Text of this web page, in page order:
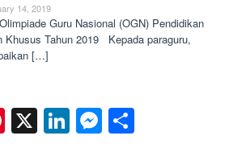
14, 2019
Guru Nasional (OGN) Pendidikan
Khusus Tahun 2019 Kepada paraguru,
[…]
Pinterest
X LinkedIn